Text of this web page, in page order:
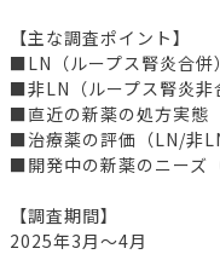
【主な調査ポイント】
■LN（ループス腎炎合併
■非LN（ループス腎炎非
■直近の新薬の処方実態
■治療薬の評価（LN/非
■開発中の新薬のニーズ
【調査期間】
2025年3月～4月